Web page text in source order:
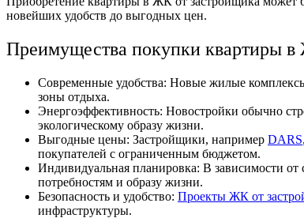
новейших удобств до выгодных цен.
Преимущества покупки квартиры
Современные удобства: Новые жилые
зоны отдыха.
Энергоэффективность: Новостройки обычно
экологическому образу жизни.
Выгодные цены: Застройщики, например DARS
покупателей с ограниченным бюджетом.
Индивидуальная планировка: В зависимости от
потребностям и образу жизни.
Безопасность и удобство: Проекты ЖК от
инфраструктуры.